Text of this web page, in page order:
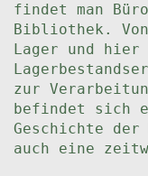
findet man
Bibliothek.
Lager und
zur
befindet sich
Geschichte
auch eine